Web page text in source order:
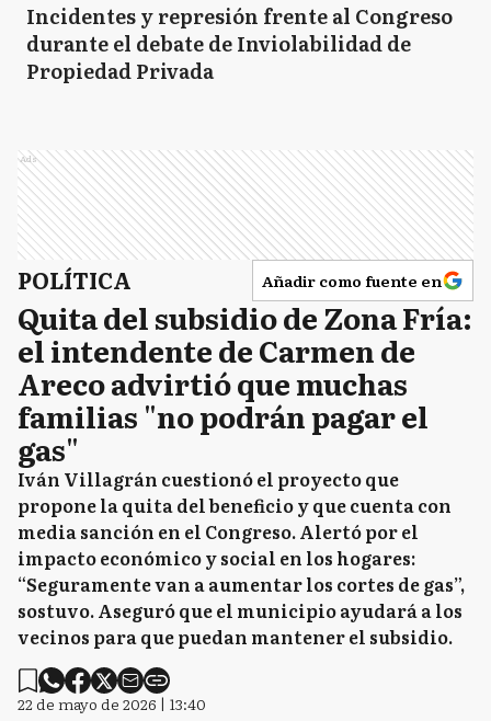
Incidentes y represión frente al Congreso
durante el debate de Inviolabilidad de
Propiedad Privada
Ads
POLÍTICA Añadir como fuente en
Quita del subsidio de Zona Fría:
el intendente de Carmen de
Areco advirtió que muchas
familias "no podrán pagar el
gas"
Iván Villagrán cuestionó el proyecto que
propone la quita del beneficio y que cuenta con
media sanción en el Congreso. Alertó por el
impacto económico y social en los hogares:
“Seguramente van a aumentar los cortes de gas”,
sostuvo. Aseguró que el municipio ayudará a los
vecinos para que puedan mantener el subsidio.
22 de mayo de 2026 | 13:40